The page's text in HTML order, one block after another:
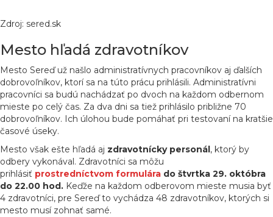
Zdroj: sered.sk
Mesto hľadá zdravotníkov
Mesto Sereď už našlo administratívnych pracovníkov aj ďalších
dobrovoľníkov, ktorí sa na túto prácu prihlásili. Administratívni
pracovníci sa budú nachádzať po dvoch na každom odbernom
mieste po celý čas. Za dva dni sa tiež prihlásilo približne 70
dobrovoľníkov. Ich úlohou bude pomáhať pri testovaní na kratšie
časové úseky.
Mesto však ešte hľadá aj zdravotnícky personál , ktorý by
odbery vykonával. Zdravotníci sa môžu
prihlásiť prostredníctvom formulára do štvrtka 29. októbra
do 22.00 hod. Keďže na každom odberovom mieste musia byť
4 zdravotníci, pre Sereď to vychádza 48 zdravotníkov, ktorých si
mesto musí zohnať samé.